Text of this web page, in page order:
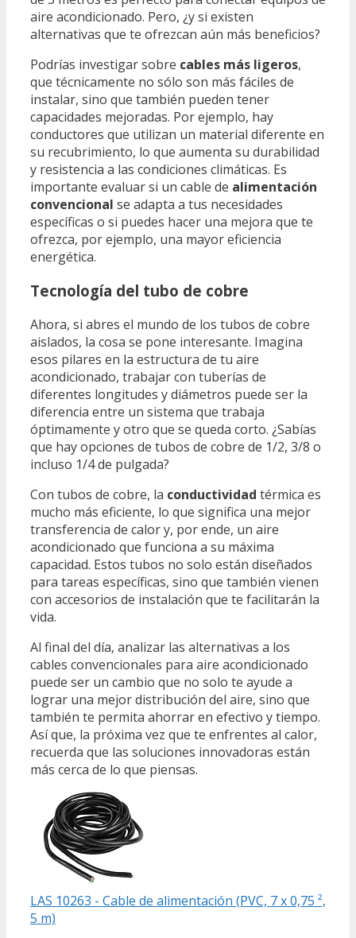
aire acondicionado. Pero, ¿y si existen
alternativas que te ofrezcan aún más beneficios?
Podrías investigar sobre cables más ligeros,
que técnicamente no sólo son más fáciles de
instalar, sino que también pueden tener
capacidades mejoradas. Por ejemplo, hay
conductores que utilizan un material diferente en
su recubrimiento, lo que aumenta su durabilidad
y resistencia a las condiciones climáticas. Es
importante evaluar si un cable de alimentación
convencional se adapta a tus necesidades
específicas o si puedes hacer una mejora que te
ofrezca, por ejemplo, una mayor eficiencia
energética.
Tecnología del tubo de cobre
Ahora, si abres el mundo de los tubos de cobre
aislados, la cosa se pone interesante. Imagina
esos pilares en la estructura de tu aire
acondicionado, trabajar con tuberías de
diferentes longitudes y diámetros puede ser la
diferencia entre un sistema que trabaja
óptimamente y otro que se queda corto. ¿Sabías
que hay opciones de tubos de cobre de 1/2, 3/8 o
incluso 1/4 de pulgada?
Con tubos de cobre, la conductividad térmica es
mucho más eficiente, lo que significa una mejor
transferencia de calor y, por ende, un aire
acondicionado que funciona a su máxima
capacidad. Estos tubos no solo están diseñados
para tareas específicas, sino que también vienen
con accesorios de instalación que te facilitarán la
vida.
Al final del día, analizar las alternativas a los
cables convencionales para aire acondicionado
puede ser un cambio que no solo te ayude a
lograr una mejor distribución del aire, sino que
también te permita ahorrar en efectivo y tiempo.
Así que, la próxima vez que te enfrentes al calor,
recuerda que las soluciones innovadoras están
más cerca de lo que piensas.
LAS 10263 - Cable de alimentación (PVC, 7 x 0,75 ²,
5 m)